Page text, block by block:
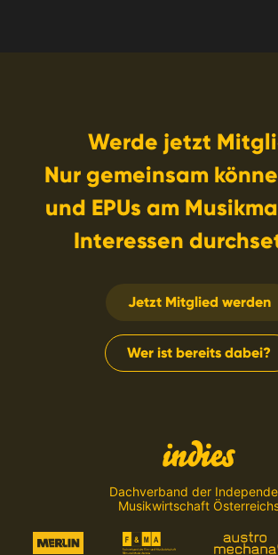
Werde jetzt
Nur gemeinsam
und EPUs am
Interessen
Jetzt Mitglied werden
Wer ist bereits dabei?
Dachverband der
Musikwirtschaft